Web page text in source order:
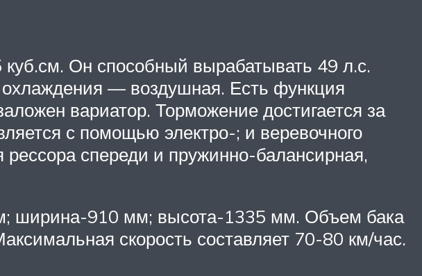
куб.см. Он способный вырабатывать 49 л.с.
— воздушная. Есть функция
вариатор. Торможение достигается за
с помощью электро-; и веревочного
спереди и пружинно-балансирная,
ширина-910 мм; высота-1335 мм. Объем бака
скорость составляет 70-80 км/час.